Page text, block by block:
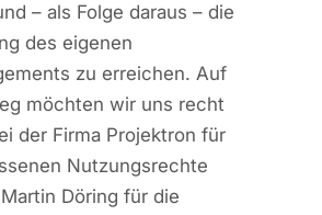
– als Folge daraus – die
des eigenen
zu erreichen. Auf
möchten wir uns recht
der Firma Projektron für
Nutzungsrechte
Döring für die